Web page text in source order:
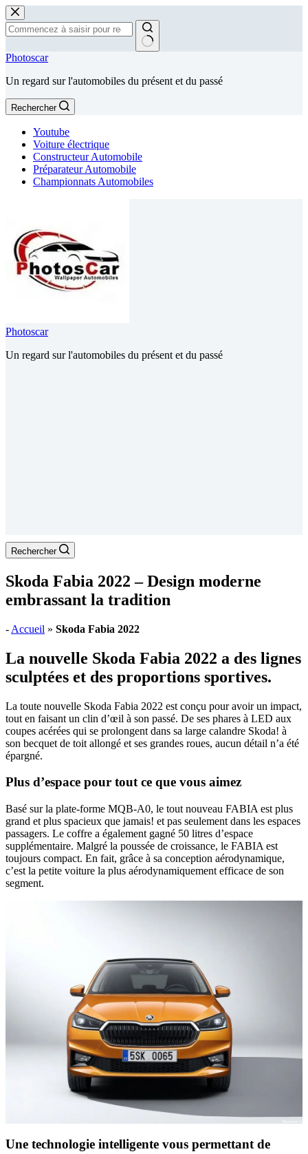
Passer
au
contenu
Aucun
Photoscar
Un regard sur l'automobiles du présent et du passé
Rechercher
Youtube
Voiture électrique
Constructeur Automobile
Préparateur Automobile
Championnats Automobiles
Photoscar
Un regard sur l'automobiles du présent et du passé
Rechercher
Skoda Fabia 2022 – Design moderne
embrassant la tradition
- Accueil » Skoda Fabia 2022
La nouvelle Skoda Fabia 2022 a des lignes
sculptées et des proportions sportives.
La toute nouvelle Skoda Fabia 2022 est conçu pour avoir un impact,
tout en faisant un clin d’œil à son passé. De ses phares à LED aux
coupes acérées qui se prolongent dans sa large calandre Skoda! à
son becquet de toit allongé et ses grandes roues, aucun détail n’a été
épargné.
Plus d’espace pour tout ce que vous aimez
Basé sur la plate-forme MQB-A0, le tout nouveau FABIA est plus
grand et plus spacieux que jamais! et pas seulement dans les espaces
passagers. Le coffre a également gagné 50 litres d’espace
supplémentaire. Malgré la poussée de croissance, le FABIA est
toujours compact. En fait, grâce à sa conception aérodynamique,
c’est la petite voiture la plus aérodynamiquement efficace de son
segment.
Une technologie intelligente vous permettant de